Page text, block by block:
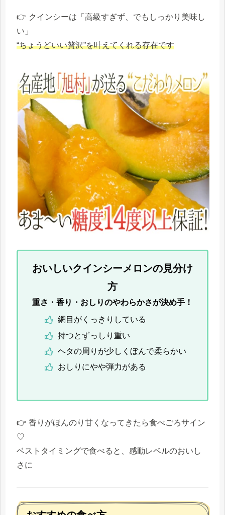
👉 クインシーは「高級すぎず、でもしっかり美味し
い」
“ちょうどいい贅沢”を叶えてくれる存在です
おいしいクインシーメロンの見分け
方
重さ・香り・おしりのやわらかさが決め手！
網目がくっきりしている
持つとずっしり重い
ヘタの周りが少しくぼんで柔らかい
おしりにやや弾力がある
👉 香りがほんのり甘くなってきたら食べごろサイン
♡
ベストタイミングで食べると、感動レベルのおいし
さに